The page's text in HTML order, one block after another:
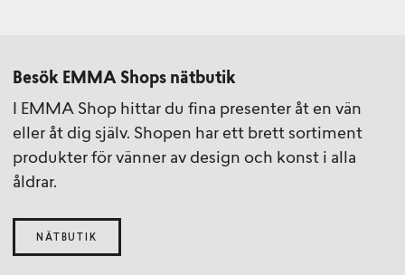
Besök EMMA Shops nätbutik
I EMMA Shop hittar du fina presenter åt en vän
eller åt dig själv. Shopen har ett brett sortiment
produkter för vänner av design och konst i alla
åldrar.
NÄTBUTIK